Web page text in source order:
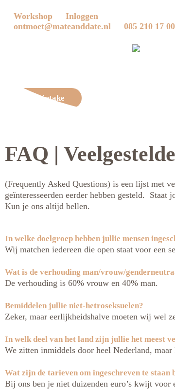
Workshop
Inloggen
ontmoet@mateanddate.nl
085 210 17 00
Gratis intake
FAQ |
(Frequently Asked Questions) is een lijst met
geïnteresseerden eerder hebben gesteld. Staat
Kun je ons altijd bellen.
In welke doelgroep hebben jullie mensen
Wij matchen iedereen die open staat voor een
Wat is de verhouding man/vrouw/
De verhouding is 60% vrouw en 40% man.
Bemiddelen jullie niet-hetroseksuelen?
Zeker, maar eerlijkheidshalve moeten wij wel
In welk deel van het land zijn jullie het meest
We zitten inmiddels door heel Nederland,
Wat zijn de tarieven om ingeschreven te staan
Bij ons ben je niet duizenden euro’s kwijt